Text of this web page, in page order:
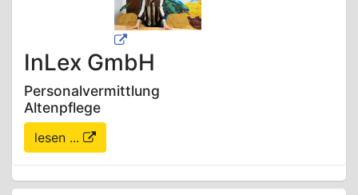
InLex GmbH
Personalvermittlung
Altenpflege
lesen ...